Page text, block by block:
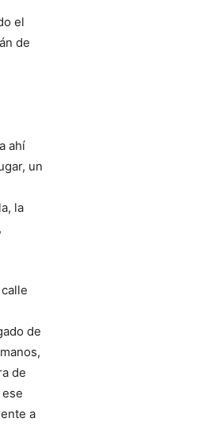
el
de
ahí
un
la
de
de
a